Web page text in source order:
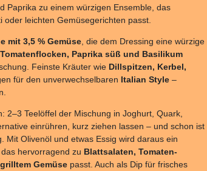
Paprika zu einem würzigen Ensemble, das
leichten Gemüsegerichten passt.
mit 3,5 % Gemüse , die dem Dressing eine würzige
Tomatenflocken, Paprika süß und Basilikum
Feinste Kräuter wie Dillspitzen, Kerbel,
für den unverwechselbaren Italian Style –
2–3 Teelöffel der Mischung in Joghurt, Quark,
einrühren, kurz ziehen lassen – und schon ist
Mit Olivenöl und etwas Essig wird daraus ein
hervorragend zu Blattsalaten, Tomaten-
Gemüse passt. Auch als Dip für frisches